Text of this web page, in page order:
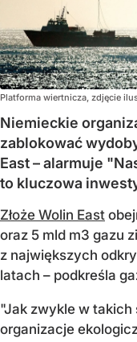
Platforma wiertnicza, zdjęcie
Niemieckie
zablokować
East – alarmuje
to kluczowa
Złoże Wolin East
oraz 5 mld m3 gazu
z największych
latach – podkreśla
"Jak zwykle w
organizacje